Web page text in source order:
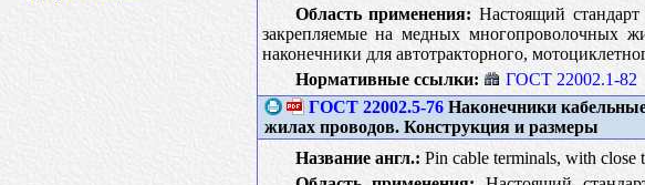
Область применения: Настоящий
закрепляемые на медных многопроволочных
наконечники для автотракторного,
Нормативные ссылки:
ГОСТ 22002.1-82
ГОСТ 22002.5-76Наконечники
жилах проводов. Конструкция и размеры
Название англ.: Pin cable terminals, with close